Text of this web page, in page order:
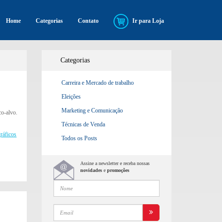
Home Categorias Contato Ir para Loja
alvo.
Categorias
Carreira e Mercado de trabalho
Eleições
Marketing e Comunicação
Técnicas de Venda
Todos os Posts
Assine a newsletter e receba nossas
novidades epromoções